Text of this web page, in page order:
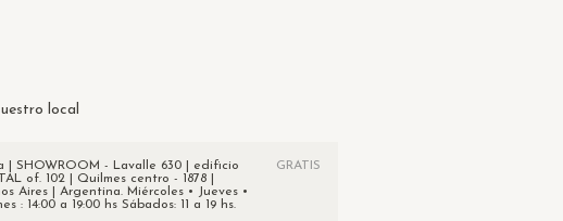
local
| SHOWROOM - Lavalle 630 | edificio
of. 102 | Quilmes centro - 1878 |
Aires | Argentina. Miércoles • Jueves •
: 14:00 a 19:00 hs Sábados: 11 a 19 hs.
GRATIS